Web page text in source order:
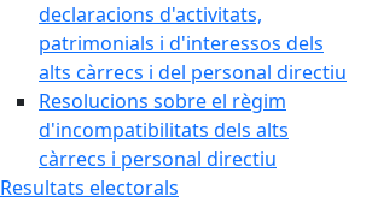
declaracions d'activitats,
patrimonials i d'interessos dels
alts càrrecs i del personal directiu
Resolucions sobre el règim
d'incompatibilitats dels alts
càrrecs i personal directiu
Resultats electorals